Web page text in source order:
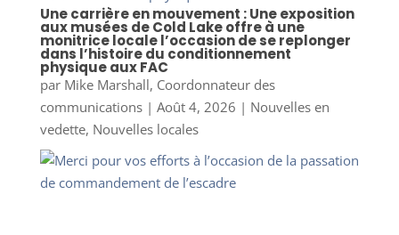
Une carrière en mouvement : Une exposition
aux musées de Cold Lake offre à une
monitrice locale l’occasion de se replonger
dans l’histoire du conditionnement
physique aux FAC
par Mike Marshall, Coordonnateur des
communications| Août 4, 2026 | Nouvelles en
vedette, Nouvelles locales